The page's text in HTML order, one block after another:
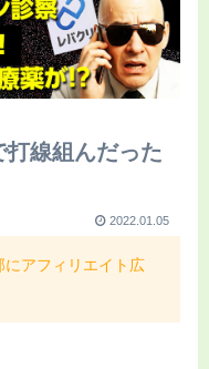
打線組んだった
2022.01.05
にアフィリエイト広